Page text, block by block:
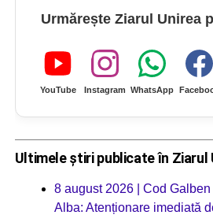
Urmărește Ziarul Unirea
YouTube Instagram WhatsApp
Ultimele știri publicate în Ziarul
8 august 2026 | Cod
Alba: Atenționare imediată